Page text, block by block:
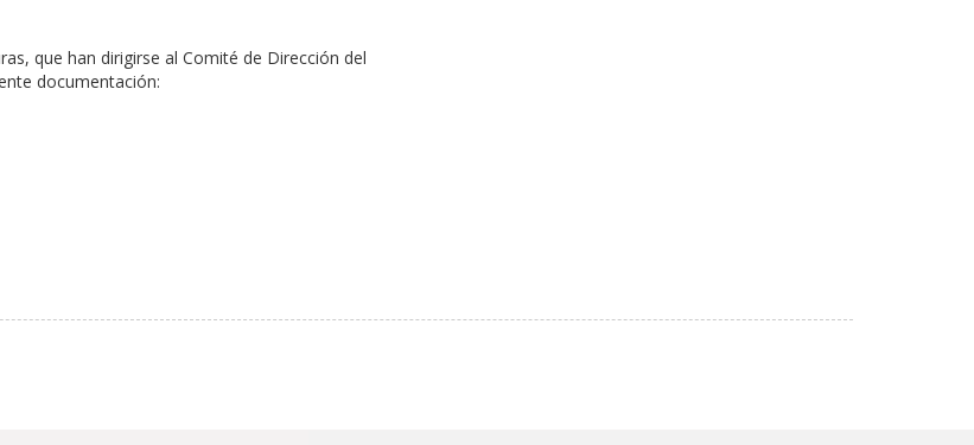
que han dirigirse al Comité de Dirección del
documentación: